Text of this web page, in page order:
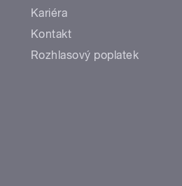
Kariéra
Kontakt
Rozhlasový poplatek